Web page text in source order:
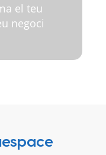
el teu
negoci